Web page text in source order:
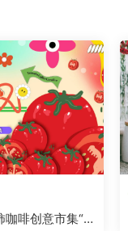
啡创意市集“柿